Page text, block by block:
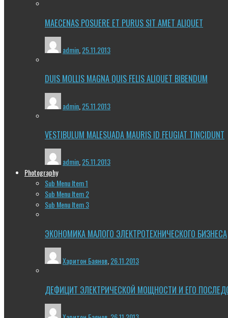
MAECENAS POSUERE ET PURUS SIT AMET ALIQUET
admin 25.11.2013
DUIS MOLLIS MAGNA QUIS FELIS ALIQUET BIBENDUM
admin 25.11.2013
VESTIBULUM MALESUADA MAURIS ID FEUGIAT TINCIDUNT
admin,25.11.2013
Photography
Sub Menu Item 1
Sub Menu Item 2
Sub Menu Item 3
ЭКОНОМИКА МАЛОГО ЭЛЕКТРОТЕХНИЧЕСКОГО БИЗНЕСА
Харитон Баянов 26.11.2013
ДЕФИЦИТ ЭЛЕКТРИЧЕСКОЙ МОЩНОСТИ И ЕГО